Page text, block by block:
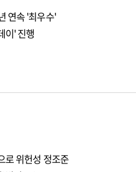
연속 '최우수'
이' 진행
로 위헌성 정조준